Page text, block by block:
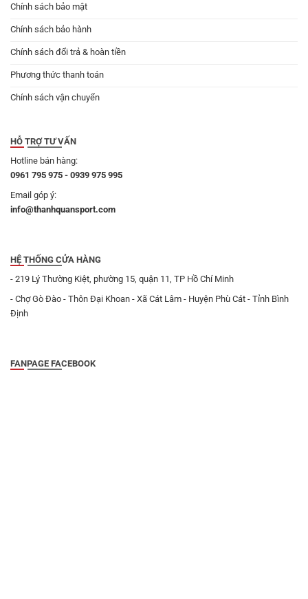
Chính sách bảo mật
Chính sách bảo hành
Chính sách đổi trả & hoàn tiền
Phương thức thanh toán
Chính sách vận chuyển
HỖ TRỢ TƯ VẤN
Hotline bán hàng:
0961 795 975 - 0939 975 995
Email góp ý:
info@thanhquansport.com
HỆ THỐNG CỬA HÀNG
- 219 Lý Thường Kiệt, phường 15, quận 11, TP Hồ Chí Minh
- Chợ Gò Đào - Thôn Đại Khoan - Xã Cát Lâm - Huyện Phù Cát - Tỉnh Bình
Định
FANPAGE FACEBOOK